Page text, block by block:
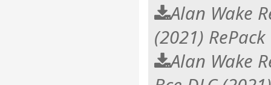
Alan Wake
(2021) RePack
Alan Wake